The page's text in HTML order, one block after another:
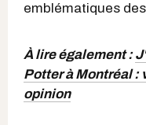
emblématiques
À lire également :
Potter à Montréal :
opinion